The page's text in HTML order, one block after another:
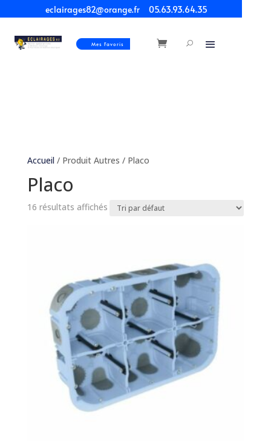
eclairages82@orange.fr 05.63.93.64.35
Mes Favoris
Accueil/ Produit Autres / Placo
Placo
16 résultats affichés